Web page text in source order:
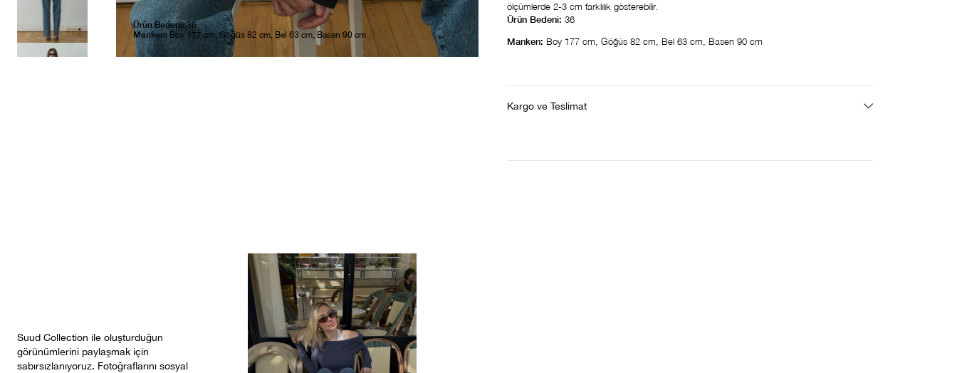
Ürün Bedeni:36
Manken:Boy 177 cm, Göğüs 82 cm, Bel 63 cm, Basen 90 cm
ölçümlerde 2-3 cm farklılık gösterebilir.
Ürün Bedeni: 36
Manken: Boy 177 cm, Göğüs 82 cm, Bel 63 cm, Basen 90 cm
Kargo ve Teslimat
Suud Collection ile oluşturduğun
görünümlerini paylaşmak için
sabırsızlanıyoruz. Fotoğraflarını sosyal